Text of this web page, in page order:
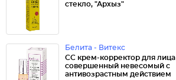
стекло, "Архыз"
Белита - Витекс
СС крем-корректор для лица
совершенный невесомый с
антивозрастным действием